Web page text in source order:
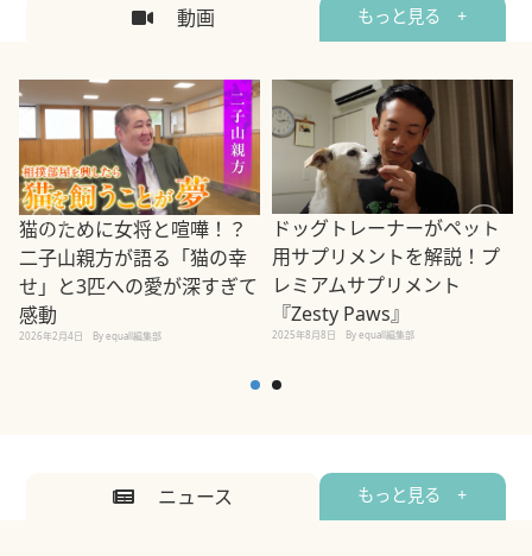
動画 もっと見る +
猫のために女将と喧嘩！？
二子山親方が語る「猫の幸
せ」と3匹への愛が深すぎて
感動
2026年2月4日 By equall編集部
ドッグトレーナーがペット
用サプリメントを解説！プ
レミアムサプリメント
『Zesty Paws』
2025年8月8日 By equall編集部
ニュース もっと見る +